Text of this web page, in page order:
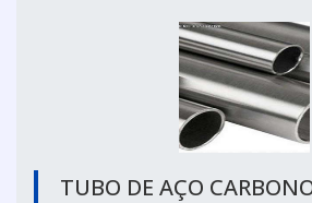
TUBO DE AÇO